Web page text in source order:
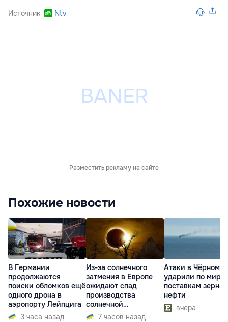
Источник Ntv
Разместить рекламу на сайте
Похожие новости
В Германии
продолжаются
поиски обломков ещё
одного дрона в
аэропорту Лейпцига
3 часа назад
Из-за солнечного
затмения в Европе
ожидают спад
производства
солнечной
электроэнергии
7 часов назад
Атаки в Чёрном
ударили по
поставкам зерна
нефти
вчера